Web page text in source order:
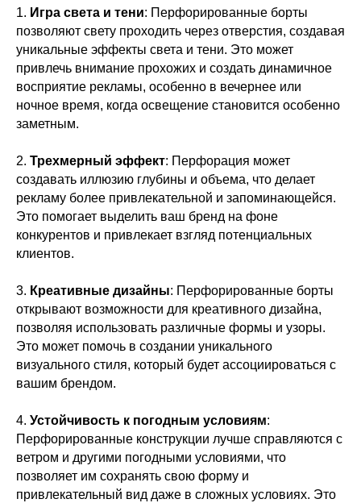
1. Игра света и тени: Перфорированные борты
позволяют свету проходить через отверстия, создавая
уникальные эффекты света и тени. Это может
привлечь внимание прохожих и создать динамичное
восприятие рекламы, особенно в вечернее или
ночное время, когда освещение становится особенно
заметным.
2. Трехмерный эффект: Перфорация может
создавать иллюзию глубины и объема, что делает
рекламу более привлекательной и запоминающейся.
Это помогает выделить ваш бренд на фоне
конкурентов и привлекает взгляд потенциальных
клиентов.
3. Креативные дизайны: Перфорированные борты
открывают возможности для креативного дизайна,
позволяя использовать различные формы и узоры.
Это может помочь в создании уникального
визуального стиля, который будет ассоциироваться с
вашим брендом.
4. Устойчивость к погодным условиям:
Перфорированные конструкции лучше справляются с
ветром и другими погодными условиями, что
позволяет им сохранять свою форму и
привлекательный вид даже в сложных условиях. Это